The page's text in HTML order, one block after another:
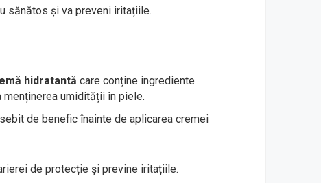
sănătos și va preveni iritațiile.
hidratantă care conține ingrediente
menținerea umidității în piele.
de benefic înainte de aplicarea cremei
de protecție și previne iritațiile.